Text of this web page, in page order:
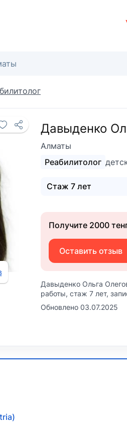
Давыденко
Алматы
Реабилитолог
Стаж 7 лет
Получите 2000
Оставить отзыв
Давыденко Ольга
работы, стаж 7 лет,
Обновлено 03.07.2025